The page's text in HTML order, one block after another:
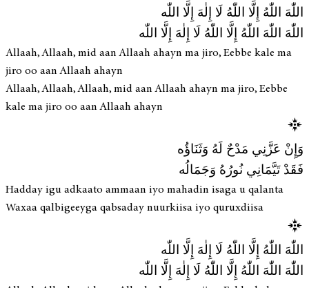
اللّٰهَ اللّٰهُ إِلَّا اللّٰهُ لَا إِلٰهَ إِلَّا اللّٰه
اللّٰهَ اللّٰهَ اللّٰهُ إِلَّا اللّٰهُ لَا إِلٰهَ إِلَّا اللّٰه
Allaah, Allaah, mid aan Allaah ahayn ma jiro, Eebbe kale ma
jiro oo aan Allaah ahayn
Allaah, Allaah, Allaah, mid aan Allaah ahayn ma jiro, Eebbe
kale ma jiro oo aan Allaah ahayn
وَإِنْ عَزَّنِي مَدْحٌ لَهُ وَثَنَاؤُه
فَقَدْ تَيَّمَانِي نُورُهُ وَجَمَالُه
Hadday igu adkaato ammaan iyo mahadin isaga u qalanta
Waxaa qalbigeeyga qabsaday nuurkiisa iyo quruxdiisa
اللّٰهَ اللّٰهُ إِلَّا اللّٰهُ لَا إِلٰهَ إِلَّا اللّٰه
اللّٰهَ اللّٰهَ اللّٰهُ إِلَّا اللّٰهُ لَا إِلٰهَ إِلَّا اللّٰه